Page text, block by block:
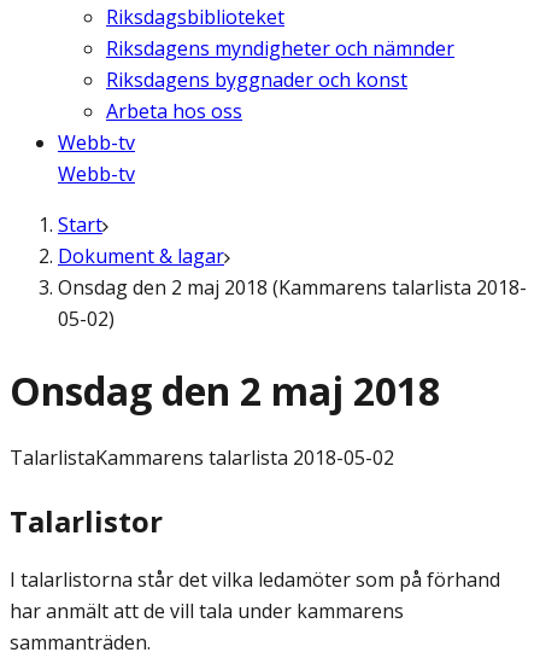
Riksdagsbiblioteket
Riksdagens myndigheter och nämnder
Riksdagens byggnader och konst
Arbeta hos oss
Webb-tv
Webb-tv
Start
Dokument & lagar
Onsdag den 2 maj 2018 (Kammarens talarlista 2018-
05-02)
Onsdag den 2 maj 2018
TalarlistaKammarens talarlista 2018-05-02
Talarlistor
I talarlistorna står det vilka ledamöter som på förhand
har anmält att de vill tala under kammarens
sammanträden.